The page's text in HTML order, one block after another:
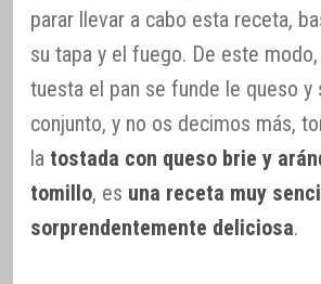
parar llevar a cabo esta receta,
su tapa y el fuego. De este
tuesta el pan se funde le queso y
conjunto, y no os decimos más,
la tostada con queso brie y
tomillo, es una receta muy
sorprendentemente deliciosa.